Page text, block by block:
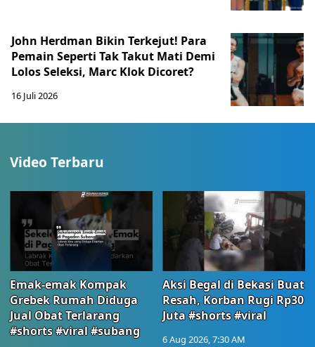
John Herdman Bikin Terkejut! Para
Pemain Seperti Tak Takut Mati Demi
Lolos Seleksi, Marc Klok Dicoret?
16 Juli 2026
Video Terbaru
Emak-emak Kompak
Grebek Rumah Diduga
Jual Obat Terlarang
#shorts #viral #subang
Aksi Begal di Bekasi Buat
Resah, Korban Rugi Rp30
Juta #shorts #viral
6 Aug 2026, 7:30 AM